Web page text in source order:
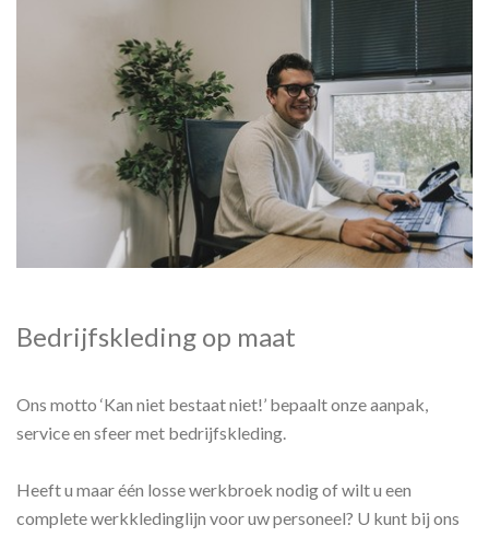
Bedrijfskleding op maat
Ons motto ‘Kan niet bestaat niet!’ bepaalt onze aanpak,
service en sfeer met bedrijfskleding.
Heeft u maar één losse werkbroek nodig of wilt u een
complete werkkledinglijn voor uw personeel? U kunt bij ons